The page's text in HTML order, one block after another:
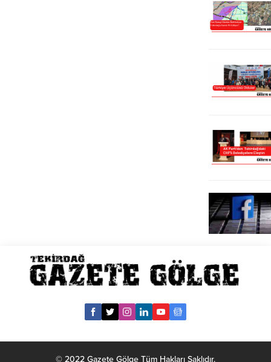
© 2022 Gazete Gölge Tüm Hakları Saklıdır.